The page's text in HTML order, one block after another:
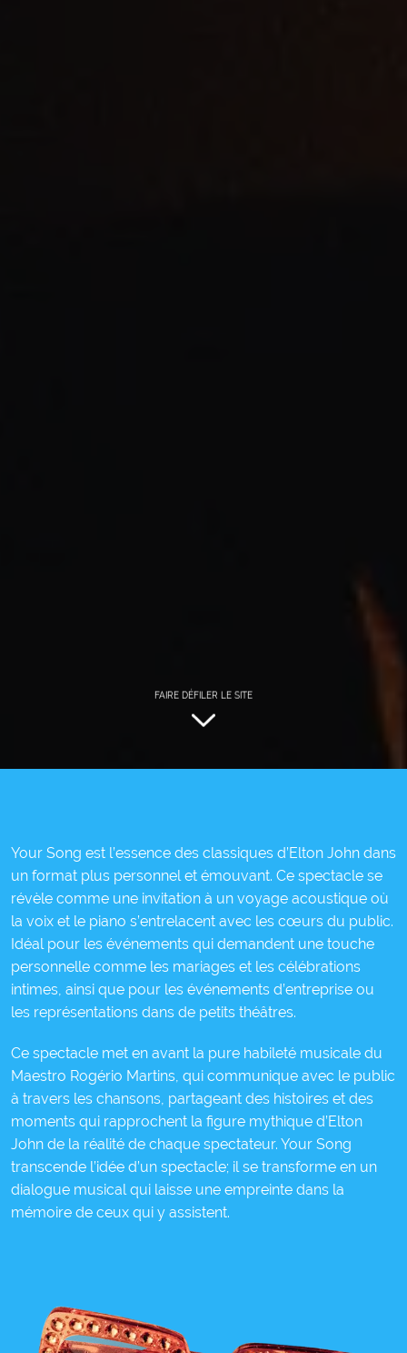
FAIRE DÉFILER LE SITE
Your Song est l’essence des classiques d’Elton John dans
un format plus personnel et émouvant. Ce spectacle se
révèle comme une invitation à un voyage acoustique où
la voix et le piano s’entrelacent avec les cœurs du public.
Idéal pour les événements qui demandent une touche
personnelle comme les mariages et les célébrations
intimes, ainsi que pour les événements d’entreprise ou
les représentations dans de petits théâtres.
Ce spectacle met en avant la pure habileté musicale du
Maestro Rogério Martins, qui communique avec le public
à travers les chansons, partageant des histoires et des
moments qui rapprochent la figure mythique d’Elton
John de la réalité de chaque spectateur. Your Song
transcende l’idée d’un spectacle; il se transforme en un
dialogue musical qui laisse une empreinte dans la
mémoire de ceux qui y assistent.